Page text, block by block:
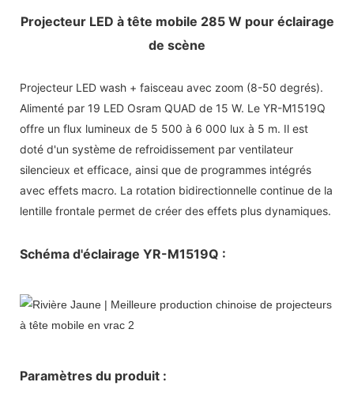
Projecteur LED à tête mobile 285 W pour éclairage
de scène
Projecteur LED wash + faisceau avec zoom (8-50 degrés).
Alimenté par 19 LED Osram QUAD de 15 W. Le YR-M1519Q
offre un flux lumineux de 5 500 à 6 000 lux à 5 m. Il est
doté d'un système de refroidissement par ventilateur
silencieux et efficace, ainsi que de programmes intégrés
avec effets macro. La rotation bidirectionnelle continue de la
lentille frontale permet de créer des effets plus dynamiques.
Schéma d'éclairage YR-M1519Q :
Paramètres du produit :